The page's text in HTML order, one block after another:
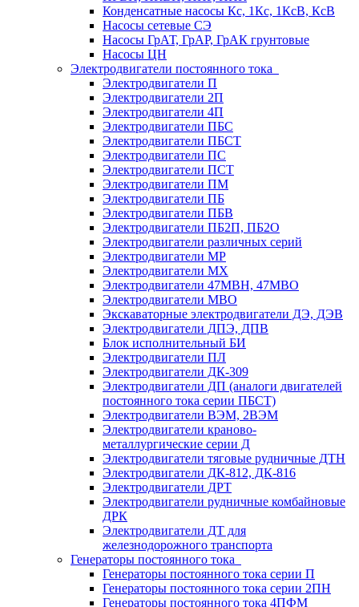
Конденсатные насосы Кс, 1Кс, 1КсВ, КсВ
Насосы сетевые СЭ
Насосы ГрАТ, ГрАР, ГрАК грунтовые
Насосы ЦН
Электродвигатели постоянного тока
Электродвигатели П
Электродвигатели 2П
Электродвигатели 4П
Электродвигатели ПБС
Электродвигатели ПБСТ
Электродвигатели ПС
Электродвигатели ПСТ
Электродвигатели ПМ
Электродвигатели ПБ
Электродвигатели ПБВ
Электродвигатели ПБ2П, ПБ2О
Электродвигатели различных серий
Электродвигатели МР
Электродвигатели MX
Электродвигатели 47MBH, 47МВО
Электродвигатели MBO
Экскаваторные электродвигатели ДЭ, ДЭВ
Электродвигатели ДПЭ, ДПВ
Блок исполнительный БИ
Электродвигатели ПЛ
Электродвигатели ДК-309
Электродвигатели ДП (аналоги двигателей
постоянного тока серии ПБСТ)
Электродвигатели ВЭМ, 2ВЭМ
Электродвигатели краново-
металлургические серии Д
Электродвигатели тяговые рудничные ДТН
Электродвигатели ДК-812, ДК-816
Электродвигатели ДРТ
Электродвигатели рудничные комбайновые
ДРК
Электродвигатели ДТ для
железнодорожного транспорта
Генераторы постоянного тока
Генераторы постоянного тока серии П
Генераторы постоянного тока серии 2ПН
Генераторы постоянного тока 4ПФМ